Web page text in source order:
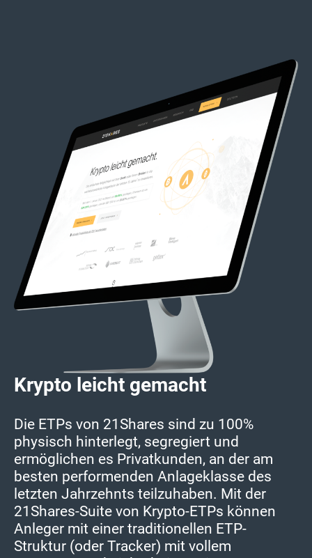
Krypto leicht gemacht
Die ETPs von 21Shares sind zu 100%
physisch hinterlegt, segregiert und
ermöglichen es Privatkunden, an der am
besten performenden Anlageklasse des
letzten Jahrzehnts teilzuhaben. Mit der
21Shares-Suite von Krypto-ETPs können
Anleger mit einer traditionellen ETP-
Struktur (oder Tracker) mit vollem